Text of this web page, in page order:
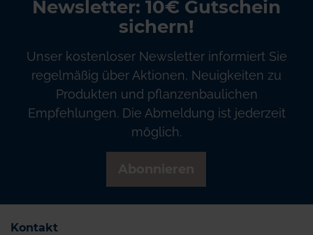
Newsletter: 10€ Gutschein
sichern!
Unser kostenloser Newsletter informiert Sie
regelmäßig über Aktionen, Neuigkeiten zu
Produkten und pflanzenbaulichen
Empfehlungen. Die Abmeldung ist jederzeit
möglich.
Kontakt